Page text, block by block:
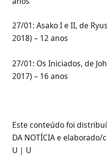
27/01: Asako I e II, de
2018) – 12 anos
27/01: Os Iniciados, de
2017) – 16 anos
Este conteúdo foi
DA NOTÍCIA e elaborado/
U | U